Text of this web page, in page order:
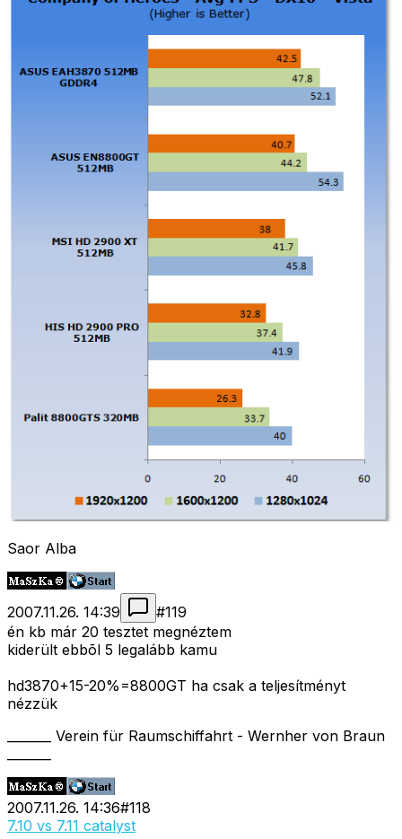
Saor Alba
2007.11.26. 14:39 #119
én kb már 20 tesztet megnéztem
kiderült ebbõl 5 legalább kamu
hd3870+15-20%=8800GT ha csak a teljesítményt
nézzük
_______ Verein für Raumschiffahrt - Wernher von Braun
2007.11.26. 14:36#118
7.10 vs 7.11 catalyst